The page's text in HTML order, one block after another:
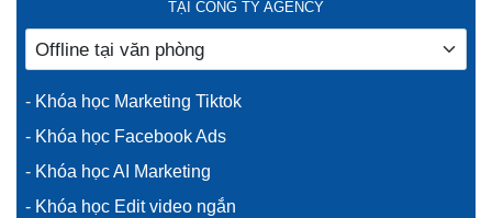
TẠI CÔNG TY AGENCY
- Khóa học Marketing Tiktok
- Khóa học Facebook Ads
- Khóa học AI Marketing
- Khóa học Edit video ngắn